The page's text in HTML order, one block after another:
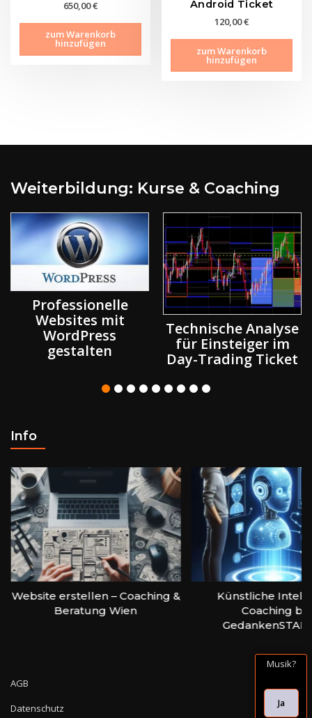
650,00€
zum Warenkorb
hinzufügen
Android Ticket
120,00€
zum Warenkorb
hinzufügen
Weiterbildung: Kurse & Coaching
Professionelle
Websites mit
WordPress
gestalten
Technische Analyse
für Einsteiger im
Day-Trading Ticket
Info
Website erstellen – Coaching &
Beratung Wien
Künstliche
Coaching bei
AGB
Datenschutz
Musik?
Ja